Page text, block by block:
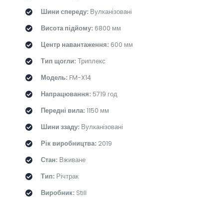
Шини спереду: Вулканізовані
Висота підйому: 6800 мм
Центр навантаження: 600 мм
Тип щогли: Триплекс
Модель: FM-X14
Напрацювання: 5719 год
Передні вила: 1150 мм
Шини ззаду: Вулканізовані
Рік виробництва: 2019
Стан: Вживане
Тип: Річтрак
Виробник: Still